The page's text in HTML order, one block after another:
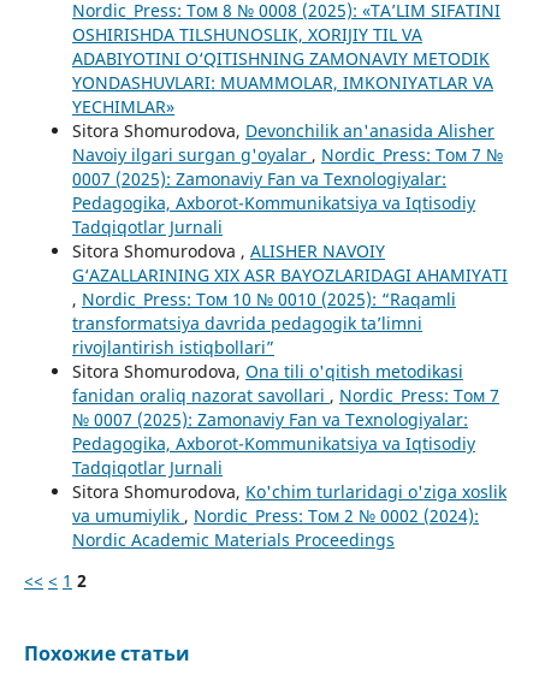
Nordic_Press: Том 8 № 0008 (2025): «TA’LIM SIFATINI
OSHIRISHDA TILSHUNOSLIK, XORIJIY TIL VA
ADABIYOTINI O‘QITISHNING ZAMONAVIY METODIK
YONDASHUVLARI: MUAMMOLAR, IMKONIYATLAR VA
YECHIMLAR»
Sitora Shomurodova, Devonchilik an'anasida Alisher
Navoiy ilgari surgan g'oyalar , Nordic_Press: Том 7 №
0007 (2025): Zamonaviy Fan va Texnologiyalar:
Pedagogika, Axborot-Kommunikatsiya va Iqtisodiy
Tadqiqotlar Jurnali
Sitora Shomurodova , ALISHER NAVOIY
G‘AZALLARINING XIX ASR BAYOZLARIDAGI AHAMIYATI
, Nordic_Press: Том 10 № 0010 (2025): “Raqamli
transformatsiya davrida pedagogik ta’limni
rivojlantirish istiqbollari”
Sitora Shomurodova, Ona tili o'qitish metodikasi
fanidan oraliq nazorat savollari , Nordic_Press: Том 7
№ 0007 (2025): Zamonaviy Fan va Texnologiyalar:
Pedagogika, Axborot-Kommunikatsiya va Iqtisodiy
Tadqiqotlar Jurnali
Sitora Shomurodova, Ko'chim turlaridagi o'ziga xoslik
va umumiylik , Nordic_Press: Том 2 № 0002 (2024):
Nordic Academic Materials Proceedings
<< < 1 2
Похожие статьи